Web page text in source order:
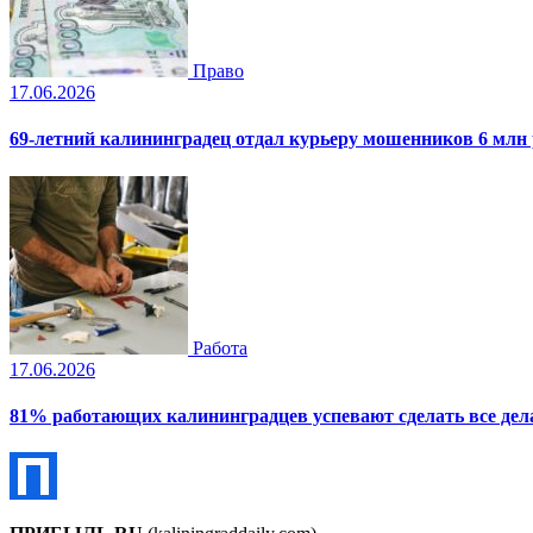
Право
17.06.2026
69-летний калининградец отдал курьеру мошенников 6 млн
Работа
17.06.2026
81% работающих калининградцев успевают сделать все